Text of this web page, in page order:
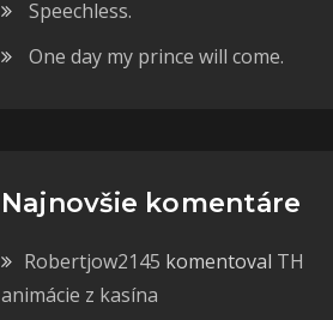
Speechless.
One day my prince will come.
Najnovšie komentáre
Robertjow2145 komentoval TH
animácie z kasína